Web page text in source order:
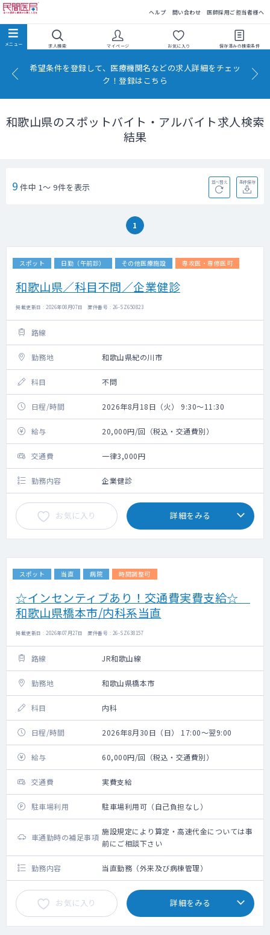
ヘルプ 問い合わせ 医師採用ご担当者様へ
求人検索 マイページ お気に入り 保存済みの検索条件
希望条件を登録して、医療機関名などの求人詳細をチェッ
ク！登録はこちら
和歌山県のスポットバイト・アルバイト求人検索
結果
9 件中 1～ 9件を表示 並べ替え 条件保存
1
スポット 日勤（午前診） その他医療施設 専攻医・専修医可
和歌山県／科目不問／企業健診
掲載更新日 : 2026年08月07日 案件番号 : 26-SZ650823
路線
勤務地 和歌山県紀の川市
科目 不問
日程/時間 2026年8月18日（火） 9:30～11:30
給与 20,000円/回（税込・交通費別）
交通費 一律3,000円
勤務内容 企業健診
お気に入り 詳細をみる
スポット 当直 病院 時間調整可
☆インセンティブあり！交通費実費支給☆
和歌山県橋本市/内科系当直
掲載更新日 : 2026年07月27日 案件番号 : 26-SZ638157
路線 JR和歌山線
勤務地 和歌山県橋本市
科目 内科
日程/時間 2026年8月30日（日） 17:00～翌9:00
給与 60,000円/回（税込・交通費別）
交通費 実費支給
駐車場利用 駐車場利用可（自己負担なし）
車通勤時の補足事項
施設規定により算定・高速代金については事
前にご相談下さい
勤務内容 当直勤務（外来及び病棟管理）
お気に入り 詳細をみる